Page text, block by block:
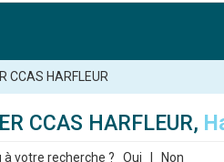
CCAS HARFLEUR
CCAS HARFLEUR,
votre recherche ? Oui Non